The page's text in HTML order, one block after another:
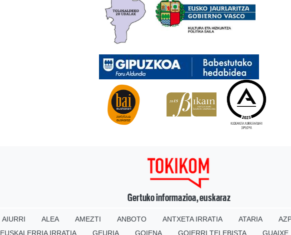
Gertuko informazioa, euskaraz
AIURRI ALEA AMEZTI ANBOTO ANTXETA IRRATIA ATARIA
EUSKALERRIA IRRATIA GEURIA GOIENA GOIERRI TELEBISTA GUAIXE